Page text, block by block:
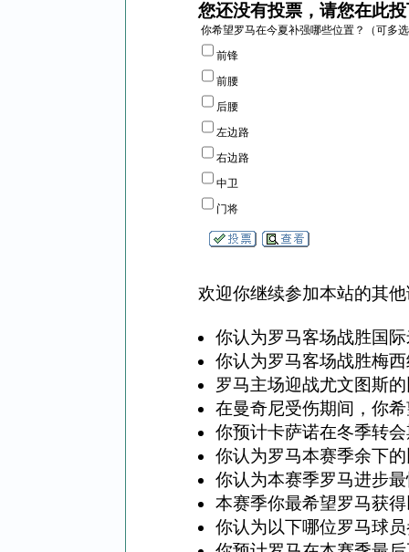
您还没有投票，请您在此
你希望罗马在今夏补强哪些位置？（可多
前锋
前腰
后腰
左边路
右边路
中卫
门将
欢迎你继续参加本站的其
你认为罗马客场战胜国
你认为罗马客场战胜梅
罗马主场迎战尤文图斯
在曼奇尼受伤期间，你
你预计卡萨诺在冬季转
你认为罗马本赛季余下
你认为本赛季罗马进步
本赛季你最希望罗马获
你认为以下哪位罗马球